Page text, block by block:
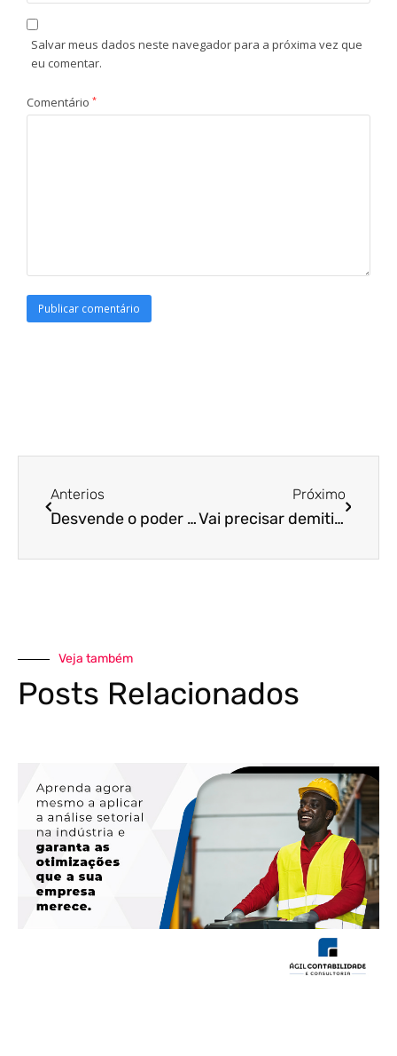
Salvar meus dados neste navegador para a próxima vez que
eu comentar.
Comentário *
Anterios
Desvende o poder contido nos relatórios contábeis e afaste o seu negócio da crise!
Próximo
Vai precisar demitir? Então faça isso da maneira mais correta e ética possível
Veja também
Posts Relacionados